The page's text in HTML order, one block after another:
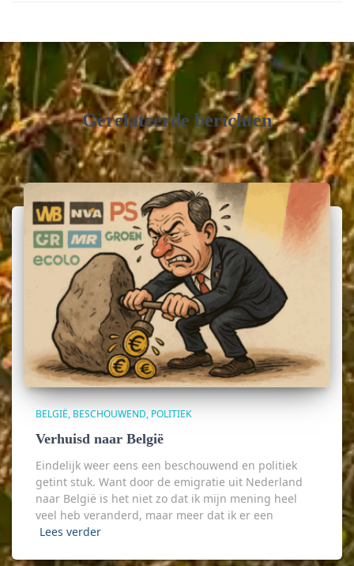
Gerelateerde berichten
BELGIË BESCHOUWEND POLITIEK
Verhuisd naar België
Eindelijk weer eens een beschouwend en politiek
getint stuk. Want door de emigratie uit Nederland
naar België is het niet zo dat ik mijn mening heel
veel heb veranderd, maar meer dat ik er een
Lees verder